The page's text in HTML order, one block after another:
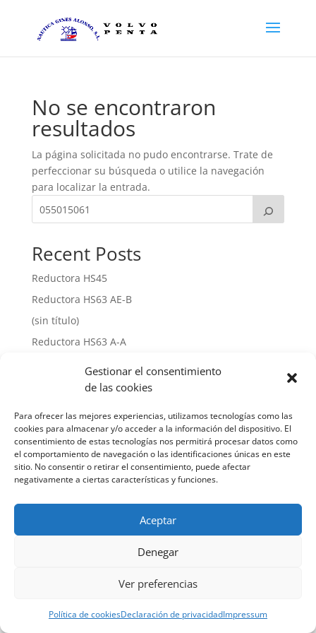
Gestionar el consentimiento
de las cookies
Para ofrecer las mejores experiencias, utilizamos tecnologías como las
cookies para almacenar y/o acceder a la información del dispositivo. El
consentimiento de estas tecnologías nos permitirá procesar datos como
el comportamiento de navegación o las identificaciones únicas en este
sitio. No consentir o retirar el consentimiento, puede afectar
negativamente a ciertas características y funciones.
Aceptar
Denegar
Ver preferencias
Política de cookiesDeclaración de privacidadImpressum
No se encontraron
resultados
La página solicitada no pudo encontrarse. Trate de
perfeccionar su búsqueda o utilice la navegación
para localizar la entrada.
Recent Posts
Reductora HS45
Reductora HS63 AE-B
(sin título)
Reductora HS63 A-A
A WordPress CommenterenHello world!
Política de privacidad-Aviso legal
cookies